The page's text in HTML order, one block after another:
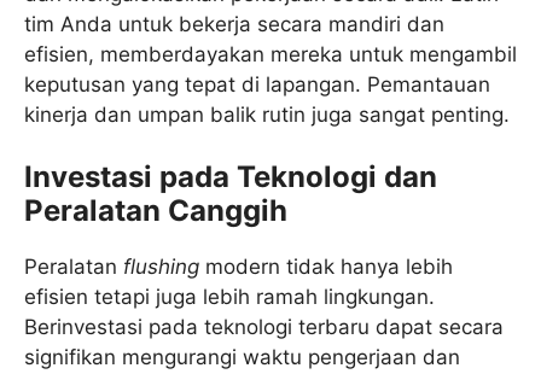
tim Anda untuk bekerja secara mandiri dan
efisien, memberdayakan mereka untuk mengambil
keputusan yang tepat di lapangan. Pemantauan
kinerja dan umpan balik rutin juga sangat penting.
Investasi pada Teknologi dan
Peralatan Canggih
Peralatan flushing modern tidak hanya lebih
efisien tetapi juga lebih ramah lingkungan.
Berinvestasi pada teknologi terbaru dapat secara
signifikan mengurangi waktu pengerjaan dan